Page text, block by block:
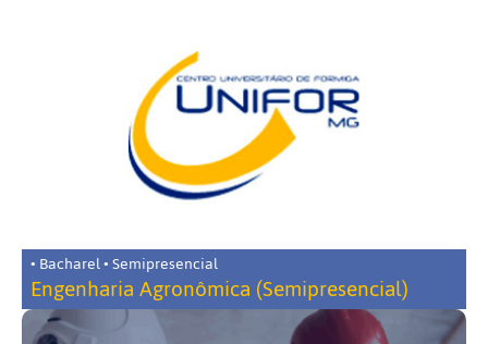
• Bacharel • Semipresencial
Engenharia Agronômica (Semipresencial)